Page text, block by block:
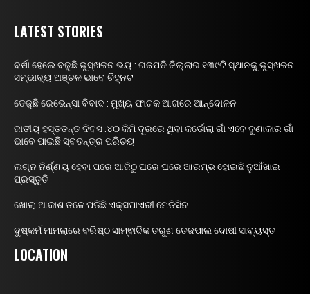
LATEST STORIES
ବର୍ଷା ହେଲେ ବଢୁଛି ଭୁସ୍ଖଳନ ଭୟ : ଗଜପତି ଜିଲ୍ଲାର ୧୩୯ଟି ସ୍ଥାନକୁ ଭୁସ୍ଖଳନ
ସମ୍ଭାବ୍ୟ ଅଞ୍ଚଳ ଭାବେ ଚିହ୍ନଟ
ତେଜୁଛି ରେଭେନ୍ସା ବିବାଦ : ମୁଖ୍ୟ ଫାଟକ ଆଗରେ ଆନ୍ଦୋଳନ
ଜାତୀୟ ହସ୍ତତନ୍ତ ଦିବସ :୪୦ କିମି ଦୂରରେ ଥିବା କର୍ଡୋଲା ଗାଁ ଏବେ ବୁଣାକାର ଗାଁ
ଭାବେ ପାଇଛି ସ୍ବତନ୍ତ୍ର ପରିଚୟ
ଲଗ୍ନ ନିର୍ଣ୍ଣୟ ହେବା ପରେ ଆଜିଠୁ ଘରେ ଘରେ ଆରମ୍ଭ ହୋଇଛି ନୁଆଁଖାଇ
ପ୍ରସ୍ତୁତି
ଖୋଲା ଆକାଶ ତଳେ ପଡିଛି ଏକ୍ସପାଏରୀ ମେଡିସିନ
ଦୁଷ୍କର୍ମ ମାମଲାରେ ବରିଷ୍ଠ ସାମ୍ଵାଦିକ ତରୁଣ ତେଜପାଲ ଦୋଷୀ ସାବ୍ୟସ୍ତ
LOCATION